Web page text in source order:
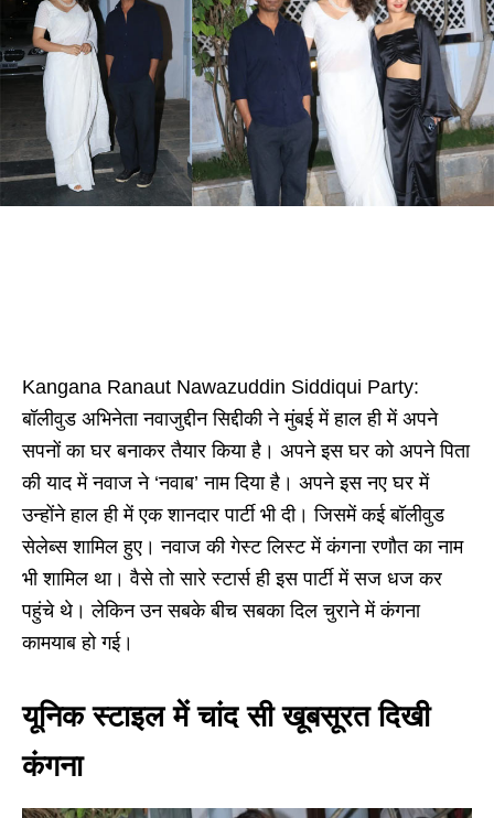
Kangana Ranaut Nawazuddin Siddiqui Party:
बॉलीवुड अभिनेता नवाजुद्दीन सिद्दीकी ने मुंबई में हाल ही में अपने
सपनों का घर बनाकर तैयार किया है। अपने इस घर को अपने पिता
की याद में नवाज ने ‘नवाब’ नाम दिया है। अपने इस नए घर में
उन्होंने हाल ही में एक शानदार पार्टी भी दी। जिसमें कई बॉलीवुड
सेलेब्स शामिल हुए। नवाज की गेस्ट लिस्ट में कंगना रणौत का नाम
भी शामिल था। वैसे तो सारे स्टार्स ही इस पार्टी में सज धज कर
पहुंचे थे। लेकिन उन सबके बीच सबका दिल चुराने में कंगना
कामयाब हो गई।
यूनिक स्टाइल में चांद सी खूबसूरत दिखी
कंगना